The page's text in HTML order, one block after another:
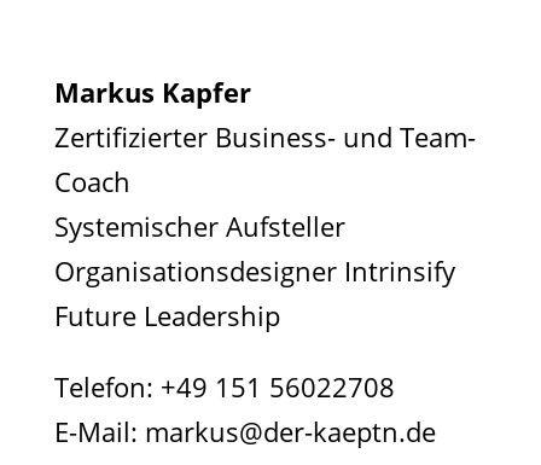
Markus Kapfer
Zertifizierter Business- und Team-
Coach
Systemischer Aufsteller
Organisationsdesigner Intrinsify
Future Leadership
Telefon: +49 151 56022708
E-Mail: markus@der-kaeptn.de